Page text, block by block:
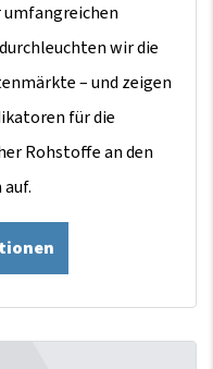
umfangreichen
wir die
– und zeigen
für die
Rohstoffe an den